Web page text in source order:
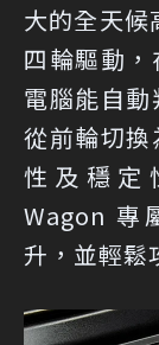
大的全天候
四輪驅動，
電腦能自
從前輪切
性及穩定
Wagon 專
升，並輕鬆